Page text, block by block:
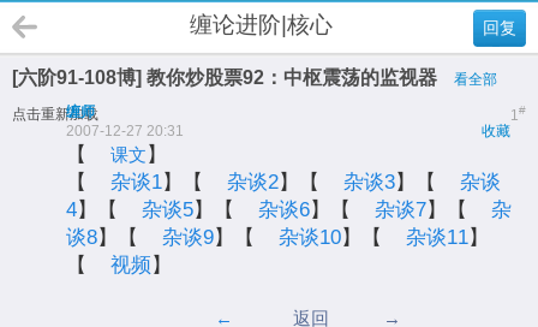
回复
缠论进阶|核心
[六阶91-108博] 教你炒股票92：中枢震荡的监视器 看全部
点击重新加载 1#
缠师
收藏
2007-12-27 20:31
【 课文 】
【
杂谈1】【 杂谈2】【 杂谈3】【
杂谈
4】【 杂谈5】【 杂谈6】【 杂谈7】【
杂
谈8】【 杂谈9】【 杂谈10】【 杂谈11】
【
视频 】
← 返回 →